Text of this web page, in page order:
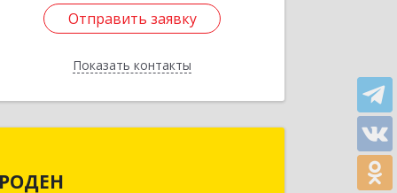
Отправить заявку
Показать контакты
Отправить заявку
Назад
РОДЕН